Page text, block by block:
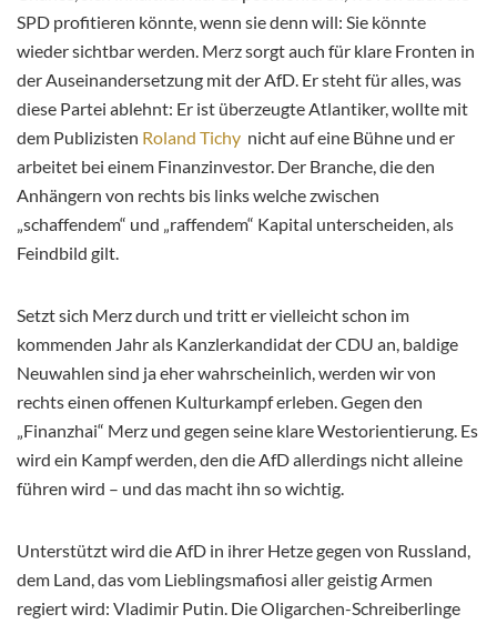
SPD profitieren könnte, wenn sie denn will: Sie könnte
wieder sichtbar werden. Merz sorgt auch für klare Fronten in
der Auseinandersetzung mit der AfD. Er steht für alles, was
diese Partei ablehnt: Er ist überzeugte Atlantiker, wollte mit
dem Publizisten Roland Tichy nicht auf eine Bühne und er
arbeitet bei einem Finanzinvestor. Der Branche, die den
Anhängern von rechts bis links welche zwischen
„schaffendem“ und „raffendem“ Kapital unterscheiden, als
Feindbild gilt.
Setzt sich Merz durch und tritt er vielleicht schon im
kommenden Jahr als Kanzlerkandidat der CDU an, baldige
Neuwahlen sind ja eher wahrscheinlich, werden wir von
rechts einen offenen Kulturkampf erleben. Gegen den
„Finanzhai“ Merz und gegen seine klare Westorientierung. Es
wird ein Kampf werden, den die AfD allerdings nicht alleine
führen wird – und das macht ihn so wichtig.
Unterstützt wird die AfD in ihrer Hetze gegen von Russland,
dem Land, das vom Lieblingsmafiosi aller geistig Armen
regiert wird: Vladimir Putin. Die Oligarchen-Schreiberlinge